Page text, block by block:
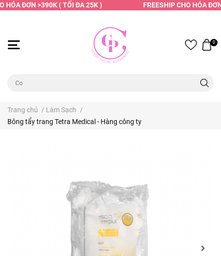
ĐƠN >390K ( TỐI ĐA 25K ) FREESHIP CHO HÓA
0
Trang chủ / Làm Sạch /
Bông tẩy trang Tetra Medical - Hàng công ty